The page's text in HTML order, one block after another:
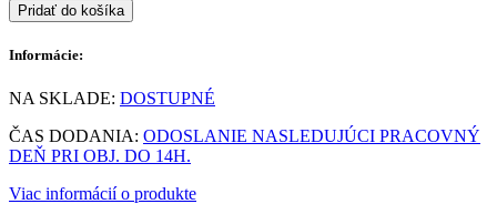
Pridať do košíka
Informácie:
NA SKLADE: DOSTUPNÉ
ČAS DODANIA: ODOSLANIE NASLEDUJÚCI PRACOVNÝ
DEŇ PRI OBJ. DO 14H.
Viac informácií o produkte